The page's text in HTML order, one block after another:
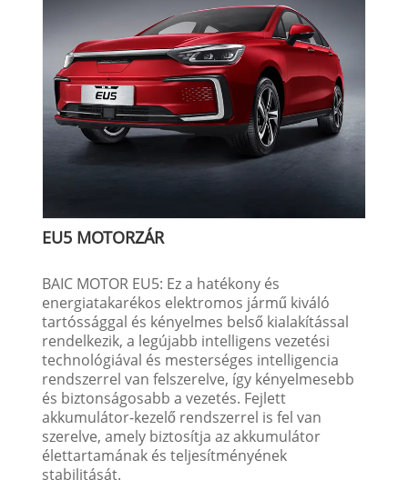
EU5 MOTORZÁR
BAIC MOTOR EU5: Ez a hatékony és
energiatakarékos elektromos jármű kiváló
tartóssággal és kényelmes belső kialakítással
rendelkezik, a legújabb intelligens vezetési
technológiával és mesterséges intelligencia
rendszerrel van felszerelve, így kényelmesebb
és biztonságosabb a vezetés. Fejlett
akkumulátor-kezelő rendszerrel is fel van
szerelve, amely biztosítja az akkumulátor
élettartamának és teljesítményének
stabilitását.